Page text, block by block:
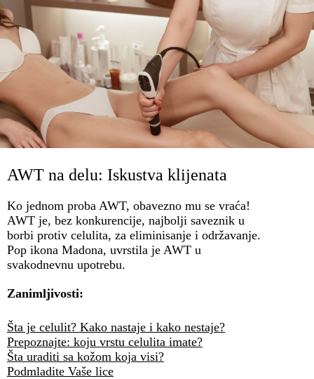
AWT na delu: Iskustva klijenata
Ko jednom proba AWT, obavezno mu se vraća!
AWT je, bez konkurencije, najbolji saveznik u
borbi protiv celulita, za eliminisanje i održavanje.
Pop ikona Madona, uvrstila je AWT u
svakodnevnu upotrebu.
Zanimljivosti:
Šta je celulit? Kako nastaje i kako nestaje?
Prepoznajte: koju vrstu celulita imate?
Šta uraditi sa kožom koja visi?
Podmladite Vaše lice